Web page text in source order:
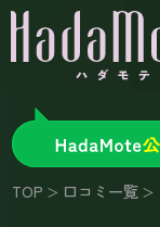
TOP 口コミ一覧